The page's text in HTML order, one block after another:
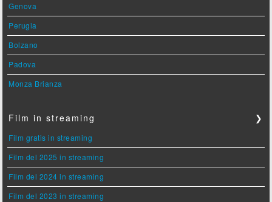
Genova
Perugia
Bolzano
Padova
Monza Brianza
Film in streaming ❯
Film gratis in streaming
Film del 2025 in streaming
Film del 2024 in streaming
Film del 2023 in streaming